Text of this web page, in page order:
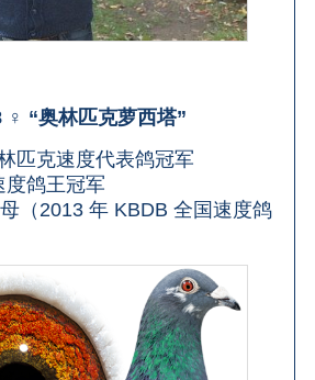
♀ “奥林匹克萝西塔”
匹克速度代表鸽冠军
度鸽王冠军
母（2013 年 KBDB 全国速度鸽